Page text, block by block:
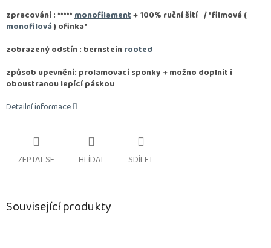
zpracování :*****monofilament+ 100% ruční šití / "filmová (
monofilová) ofinka"
zobrazený odstín : bernsteinrooted
způsob upevnění: prolamovací sponky + možno doplnit i
oboustranou lepící páskou
Detailní informace
ZEPTAT SE HLÍDAT SDÍLET
Související produkty